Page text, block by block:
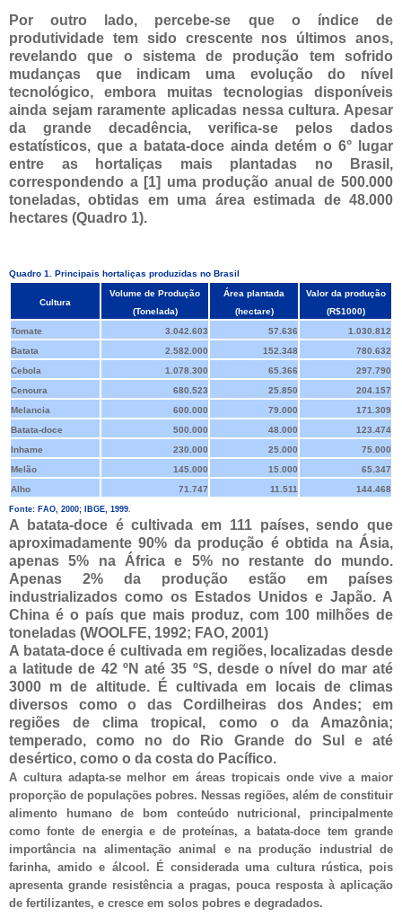
Por outro lado, percebe-se que o índice de
produtividade tem sido crescente nos últimos anos,
revelando que o sistema de produção tem sofrido
mudanças que indicam uma evolução do nível
tecnológico, embora muitas tecnologias disponíveis
ainda sejam raramente aplicadas nessa cultura. Apesar
da grande decadência, verifica-se pelos dados
estatísticos, que a batata-doce ainda detém o 6° lugar
entre as hortaliças mais plantadas no Brasil,
correspondendo a [1] uma produção anual de 500.000
toneladas, obtidas em uma área estimada de 48.000
hectares (Quadro 1).
Quadro 1. Principais hortaliças produzidas no Brasil
Cultura
Volume de Produção
(Tonelada)
Área plantada
(hectare)
Valor da produção
(R$1000)
Tomate
3.042.603 57.636
1.030.812
Batata
2.582.000 152.348
780.632
Cebola
1.078.300 65.366
297.790
Cenoura
680.523 25.850
204.157
Melancia
600.000 79.000
171.309
Batata-doce
500.000 48.000
123.474
Inhame
230.000 25.000
75.000
Melão
145.000 15.000
65.347
Alho
71.747 11.511 144.468
Fonte: FAO, 2000; IBGE, 1999
A batata-doce é cultivada em 111 países, sendo que
aproximadamente 90% da produção é obtida na Ásia,
apenas 5% na África e 5% no restante do mundo.
Apenas 2% da produção estão em países
industrializados como os Estados Unidos e Japão. A
China é o país que mais produz, com 100 milhões de
toneladas (WOOLFE, 1992; FAO, 2001)
A batata-doce é cultivada em regiões, localizadas desde
a latitude de 42 ºN até 35 ºS, desde o nível do mar até
3000 m de altitude. É cultivada em locais de climas
diversos como o das Cordilheiras dos Andes; em
regiões de clima tropical, como o da Amazônia;
temperado, como no do Rio Grande do Sul e até
desértico, como o da costa do Pacífico.
A cultura adapta-se melhor em áreas tropicais onde vive a maior
proporção de populações pobres. Nessas regiões, além de constituir
alimento humano de bom conteúdo nutricional, principalmente
como fonte de energia e de proteínas, a batata-doce tem grande
importância na alimentação animal e na produção industrial de
farinha, amido e álcool. É considerada uma cultura rústica, pois
apresenta grande resistência a pragas, pouca resposta à aplicação
de fertilizantes, e cresce em solos pobres e degradados.